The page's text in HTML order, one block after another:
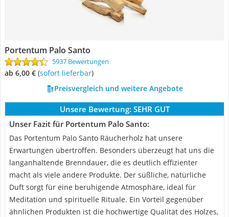
Portentum Palo Santo
5937 Bewertungen
ab 6,00 € ( Sofort lieferbar)
Preisvergleich und weitere Angebote
Unsere Bewertung: SEHR GUT
Unser Fazit für Portentum Palo Santo:
Das Portentum Palo Santo Räucherholz hat unsere
Erwartungen übertroffen. Besonders überzeugt hat uns die
langanhaltende Brenndauer, die es deutlich effizienter
macht als viele andere Produkte. Der süßliche, natürliche
Duft sorgt für eine beruhigende Atmosphäre, ideal für
Meditation und spirituelle Rituale. Ein Vorteil gegenüber
ähnlichen Produkten ist die hochwertige Qualität des Holzes,